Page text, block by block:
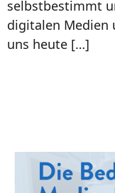
selbstbestimmt
digitalen Medien
uns heute […]